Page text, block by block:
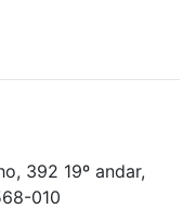
392 19º andar,
010